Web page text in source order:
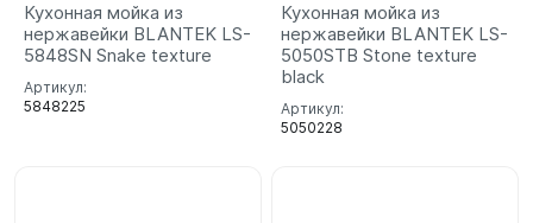
Кухонная мойка из
нержавейки BLANTEK LS-
5848SN Snake texture
Артикул:
5848225
Кухонная мойка из
нержавейки BLANTEK LS-
5050STB Stone texture
black
Артикул:
5050228